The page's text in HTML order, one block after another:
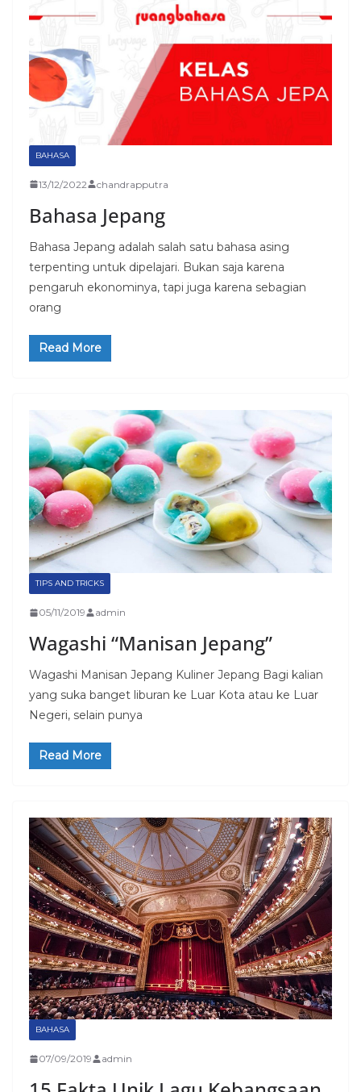
BAHASA
13/12/2022 chandrapputra
Bahasa Jepang
Bahasa Jepang adalah salah satu bahasa asing
terpenting untuk dipelajari. Bukan saja karena
pengaruh ekonominya, tapi juga karena sebagian
orang
Read More
TIPS AND TRICKS
05/11/2019 admin
Wagashi “Manisan Jepang”
Wagashi Manisan Jepang Kuliner Jepang Bagi kalian
yang suka banget liburan ke Luar Kota atau ke Luar
Negeri, selain punya
Read More
BAHASA
07/09/2019 admin